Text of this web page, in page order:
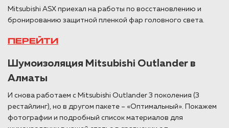
Mitsubishi ASX приехал на работы по восстановлению и
бронированию защитной пленкой фар головного света.
ПЕРЕЙТИ
Шумоизоляция Mitsubishi Outlander в
Алматы
И снова работаем с Mitsubishi Outlander 3 поколения (3
рестайлинг), но в другом пакете – «Оптимальный». Покажем
фотографии и подробный список материалов для